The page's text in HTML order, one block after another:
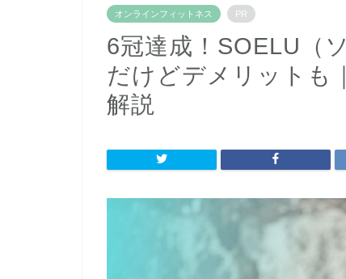
オンラインフィットネス PR
6冠達成！SOELU（
だけどデメリットも
解説